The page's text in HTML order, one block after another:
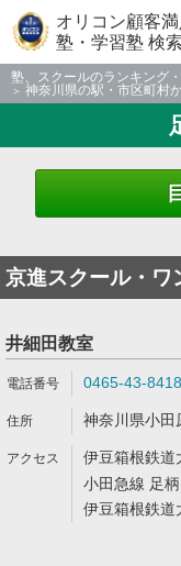
オリコン顧客
塾・学習塾 検索
塾、スクールのランキング
神奈川県の駅・市区町村
京進スクール・ワ
井細田教室
0465-43-8418
神奈川県小田
伊豆箱根鉄道
小田急線 足
伊豆箱根鉄道